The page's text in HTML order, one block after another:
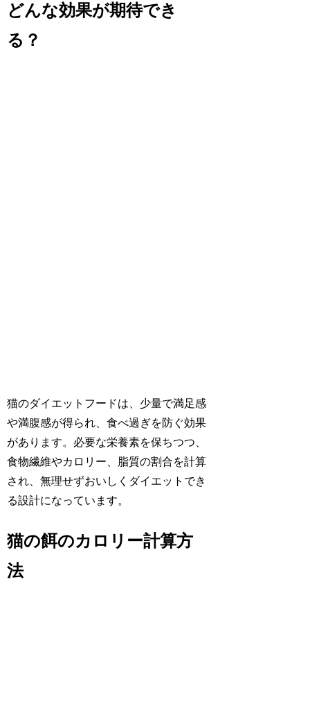
どんな効果が期待でき
る？
猫のダイエットフードは、少量で満足感
や満腹感が得られ、食べ過ぎを防ぐ効果
があります。必要な栄養素を保ちつつ、
食物繊維やカロリー、脂質の割合を計算
され、無理せずおいしくダイエットでき
る設計になっています。
猫の餌のカロリー計算方
法